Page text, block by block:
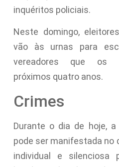
inquéritos policiais.
Neste domingo,
vão às urnas para
vereadores que os
próximos quatro anos.
Crimes
Durante o dia de hoje,
pode ser manifestada no
individual e